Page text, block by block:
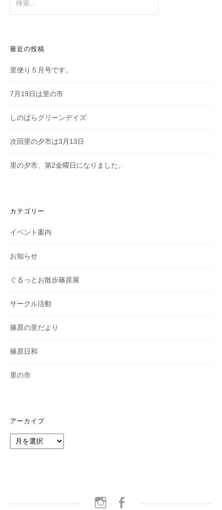
索:
最近の投稿
里便り５月号です。
7月19日は里の市
しのばらグリーンデイズ
次回里の夕市は3月13日
里の夕市、第2金曜日になりました。
カテゴリー
イベント案内
お知らせ
ぐるっとお散歩篠原展
サークル活動
篠原の里だより
篠原日和
里の市
アーカイブ
ー
instagram